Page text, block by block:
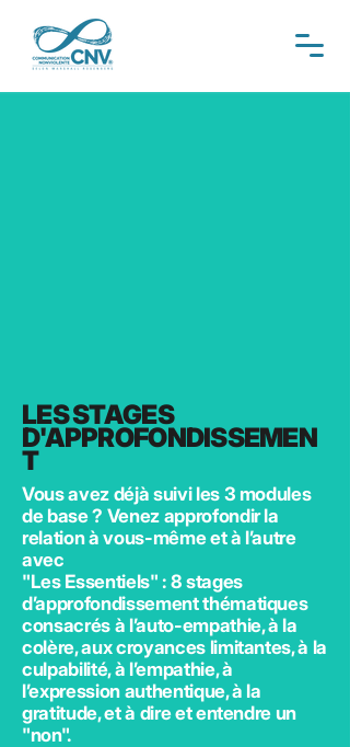
LES STAGES
D'APPROFONDISSEMEN
T
Vous avez déjà suivi les 3 modules
de base ? Venez approfondir la
relation à vous-même et à l’autre
avec
"Les Essentiels" : 8 stages
d’approfondissement thématiques
consacrés à l’auto-empathie, à la
colère, aux croyances limitantes, à la
culpabilité, à l’empathie, à
l’expression authentique, à la
gratitude, et à dire et entendre un
"non".